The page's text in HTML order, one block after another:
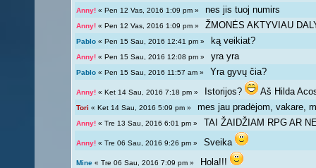
Anny! « Pen 12 Vas, 2016 1:09 pm »nes jis tuoj numirs
Anny! « Pen 12 Vas, 2016 1:09 pm »ŽMONĖS AKTYVIAU
Pablo « Pen 15 Sau, 2016 12:41 pm » ką veikiat?
Anny! « Pen 15 Sau, 2016 12:08 pm »yra yra
Pablo « Pen 15 Sau, 2016 11:57 am » Yra gyvų čia?
Anny! « Ket 14 Sau, 2016 7:18 pm » Istorijos? Aš Hilda
Tori « Ket 14 Sau, 2016 5:09 pm »mes jau pradėjom, vakare,
Anny! « Tre 13 Sau, 2016 6:01 pm » TAI ŽAIDŽIAM RPG AR
Anny! « Tre 06 Sau, 2016 9:26 pm »Sveika
Mine « Tre 06 Sau, 2016 7:09 pm » Hola!!!